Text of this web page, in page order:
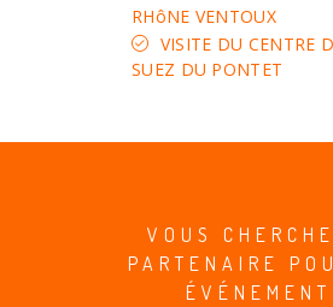
RHôNE VENTOUX
VISITE DU CENTRE
SUEZ DU PONTET
VOUS
PARTENAIRE